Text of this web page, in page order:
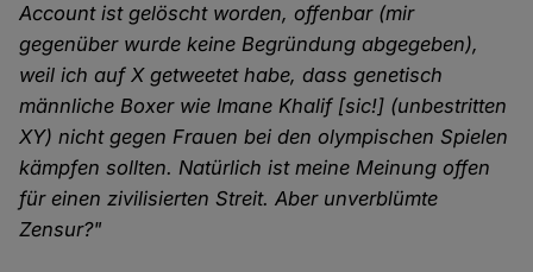
Account ist gelöscht worden, offenbar (mir
gegenüber wurde keine Begründung abgegeben),
weil ich auf X getweetet habe, dass genetisch
männliche Boxer wie Imane Khalif [sic!] (unbestritten
XY) nicht gegen Frauen bei den olympischen Spielen
kämpfen sollten. Natürlich ist meine Meinung offen
für einen zivilisierten Streit. Aber unverblümte
Zensur?"